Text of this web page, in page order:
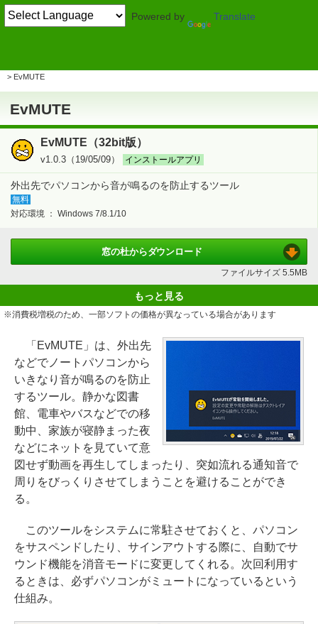
Powered by Translate
EvMUTE
EvMUTE
EvMUTE（32bit版）
v1.0.3（19/05/09） インストールアプリ
外出先でパソコンから音が鳴るのを防止するツール
無料
対応環境 ： Windows 7/8.1/10
窓の杜からダウンロード
ファイルサイズ5.5MB
もっと見る
※消費税増税のため、一部ソフトの価格が異なっている場合があります
「EvMUTE」は、外出先
などでノートパソコンから
いきなり音が鳴るのを防止
するツール。静かな図書
館、電車やバスなどでの移
動中、家族が寝静まった夜
などにネットを見ていて意
図せず動画を再生してしまったり、突如流れる通知音で
周りをびっくりさせてしまうことを避けることができ
る。
このツールをシステムに常駐させておくと、パソコン
をサスペンドしたり、サインアウトする際に、自動でサ
ウンド機能を消音モードに変更してくれる。次回利用す
るときは、必ずパソコンがミュートになっているという
仕組み。